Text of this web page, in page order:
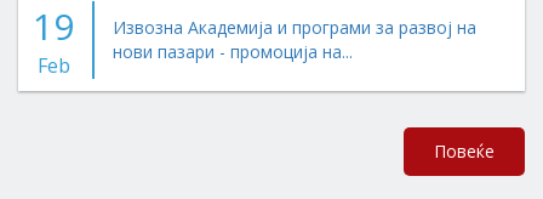
19
Feb
Извозна Академија и програми за развој на
нови пазари - промоција на...
Повеќе